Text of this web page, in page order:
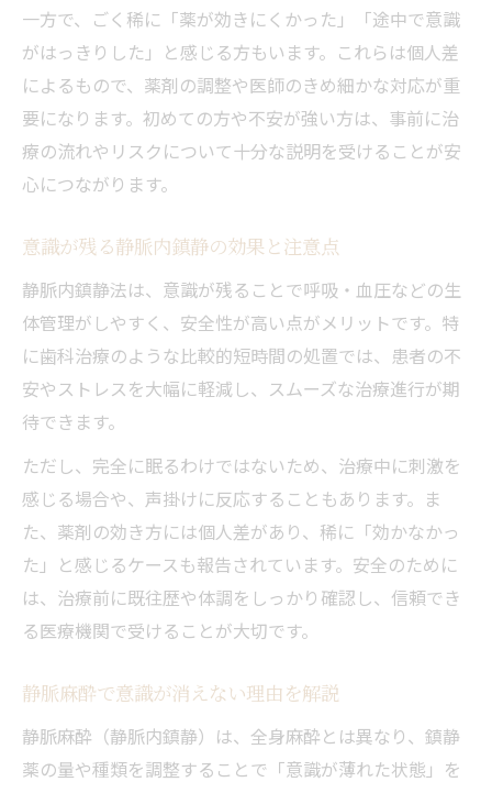
一方で、ごく稀に「薬が効きにくかった」「途中で意識
がはっきりした」と感じる方もいます。これらは個人差
によるもので、薬剤の調整や医師のきめ細かな対応が重
要になります。初めての方や不安が強い方は、事前に治
療の流れやリスクについて十分な説明を受けることが安
心につながります。
意識が残る静脈内鎮静の効果と注意点
静脈内鎮静法は、意識が残ることで呼吸・血圧などの生
体管理がしやすく、安全性が高い点がメリットです。特
に歯科治療のような比較的短時間の処置では、患者の不
安やストレスを大幅に軽減し、スムーズな治療進行が期
待できます。
ただし、完全に眠るわけではないため、治療中に刺激を
感じる場合や、声掛けに反応することもあります。ま
た、薬剤の効き方には個人差があり、稀に「効かなかっ
た」と感じるケースも報告されています。安全のために
は、治療前に既往歴や体調をしっかり確認し、信頼でき
る医療機関で受けることが大切です。
静脈麻酔で意識が消えない理由を解説
静脈麻酔（静脈内鎮静）は、全身麻酔とは異なり、鎮静
薬の量や種類を調整することで「意識が薄れた状態」を